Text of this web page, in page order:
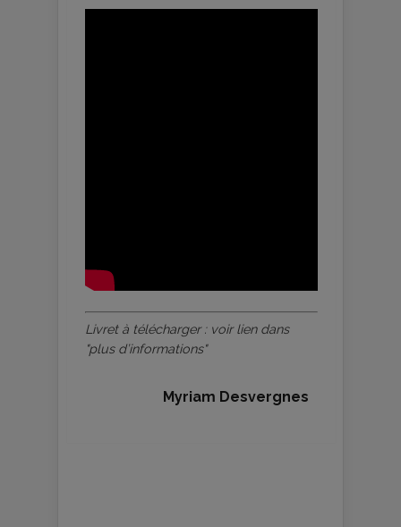
Livret à télécharger : voir lien dans
"plus d’informations"
Myriam Desvergnes